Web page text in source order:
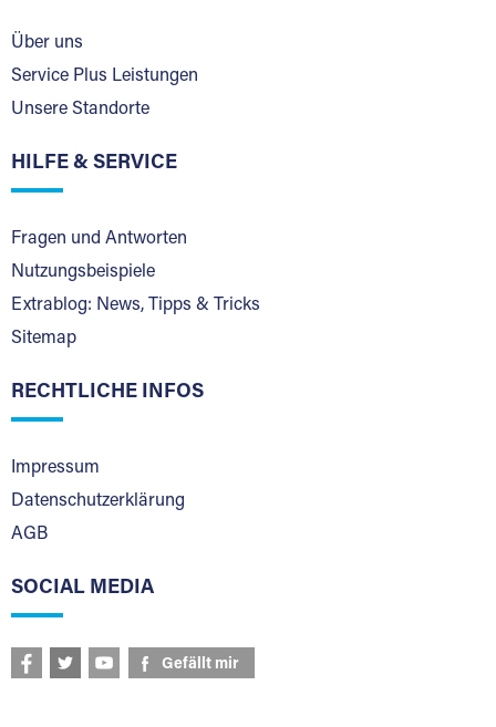
Über uns
Service Plus Leistungen
Unsere Standorte
HILFE & SERVICE
Fragen und Antworten
Nutzungsbeispiele
Extrablog: News, Tipps & Tricks
Sitemap
RECHTLICHE INFOS
Impressum
Datenschutzerklärung
AGB
SOCIAL MEDIA
Gefällt mir